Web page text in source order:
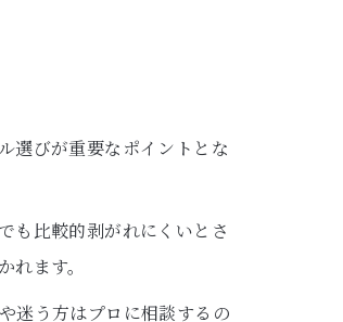
選びが重要なポイントとな
も比較的剥がれにくいとさ
ます。
迷う方はプロに相談するの